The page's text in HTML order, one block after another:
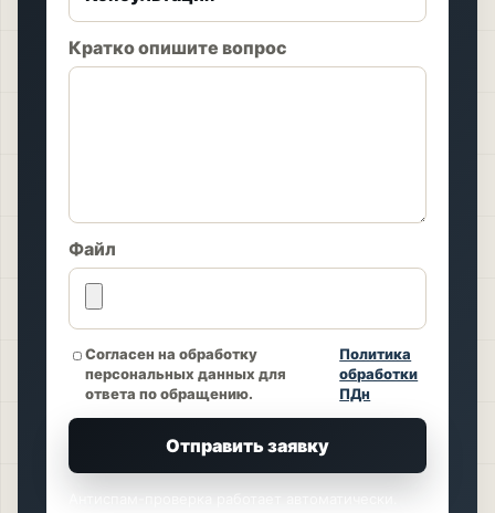
Кратко опишите вопрос
Файл
Согласен на обработку
персональных данных для
ответа по обращению.
Политика
обработки
ПДн
Отправить заявку